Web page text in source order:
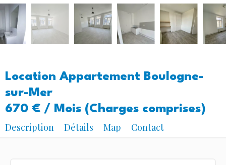
Location Appartement Boulogne-
sur-Mer
670 € / Mois (Charges comprises)
Description
Détails Map Contact